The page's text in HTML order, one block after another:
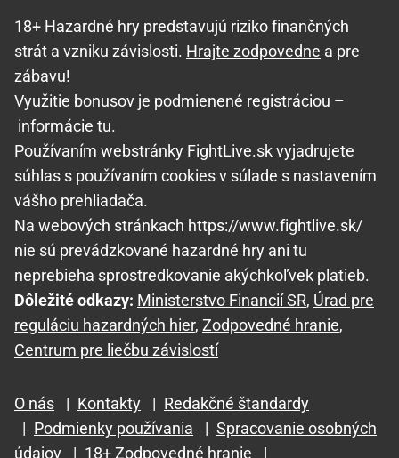
18+ Hazardné hry predstavujú riziko finančných
strát a vzniku závislosti. Hrajte zodpovedne a pre
zábavu!
Využitie bonusov je podmienené registráciou –
informácie tu.
Používaním webstránky FightLive.sk vyjadrujete
súhlas s používaním cookies v súlade s nastavením
vášho prehliadača.
Na webových stránkach https://www.fightlive.sk/
nie sú prevádzkované hazardné hry ani tu
neprebieha sprostredkovanie akýchkoľvek platieb.
Dôležité odkazy: Ministerstvo Financií SR, Úrad pre
reguláciu hazardných hier, Zodpovedné hranie,
Centrum pre liečbu závislostí
O nás | Kontakty | Redakčné štandardy
| Podmienky používania | Spracovanie osobných
údajov
| 18+ Zodpovedné hranie |